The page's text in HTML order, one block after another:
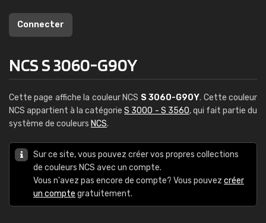
Connecter
NCS S 3060-G90Y
Cette page affiche la couleur NCS S 3060-G90Y. Cette couleur
NCS appartient à la catégorieS 3000 - S 3560, qui fait partie du
système de couleurs NCS.
Sur ce site, vous pouvez créer vos propres collections
de couleurs NCS avec un compte.
Vous n'avez pas encore de compte? Vous pouvez créer
un compte gratuitement.